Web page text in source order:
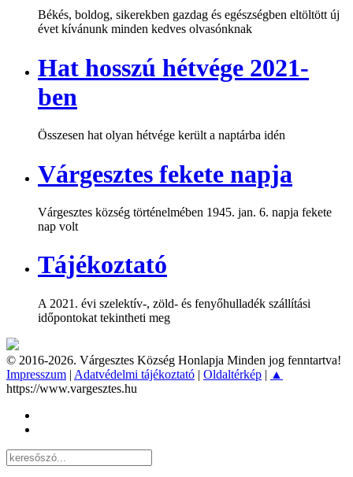
Békés, boldog, sikerekben gazdag és egészségben eltöltött új
évet kívánunk minden kedves olvasónknak
Hat hosszú hétvége 2021-
ben
Összesen hat olyan hétvége került a naptárba idén
Várgesztes fekete napja
Várgesztes község történelmében 1945. jan. 6. napja fekete
nap volt
Tájékoztató
A 2021. évi szelektív-, zöld- és fenyőhulladék szállítási
időpontokat tekintheti meg
© 2016-2026. Várgesztes Község Honlapja Minden jog fenntartva!
Impresszum | Adatvédelmi tájékoztató | Oldaltérkép | ▲
https://www.vargesztes.hu